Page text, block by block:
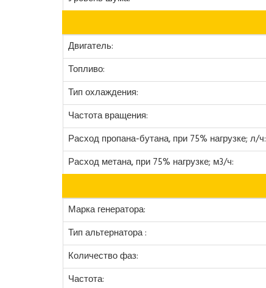
Двигатель:
Топливо:
Тип охлаждения:
Частота вращения:
Расход пропана-бутана, при 75% нагрузке; л/ч:
Расход метана, при 75% нагрузке; м3/ч:
Марка генератора:
Тип альтернатора :
Количество фаз:
Частота: